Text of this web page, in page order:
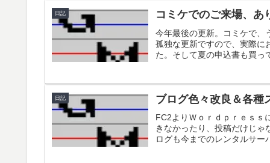
日記 コミケでのご来場、あ
今年最後の更新。コミケで、
孤独な更新ですので、実際に
た。そして夏の申込書も買っ
日記 ブログ色々改良＆各種
FC2よりＷｏｒｄｐｒｅｓｓ
きなかったり、投稿だけじ
ログも今までのレンタルサ